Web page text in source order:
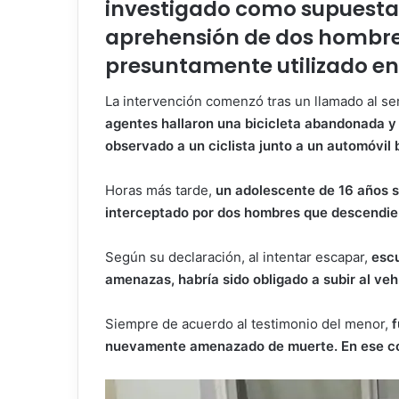
investigado como
aprehensión de dos
presuntamente utilizado
La intervención comenzó tras un llamado al
agentes hallaron una bicicleta abandonada
observado a un ciclista junto a un automóvil
Horas más tarde, un adolescente de 16 años
interceptado por dos hombres que
Según su declaración, al intentar escapar,
amenazas, habría sido obligado a subir al
Siempre de acuerdo al testimonio del menor,
nuevamente amenazado de muerte. En ese